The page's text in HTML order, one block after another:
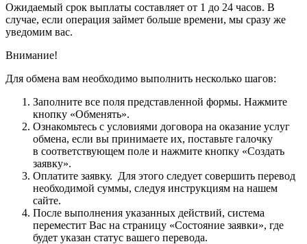
Ожидаемый срок выплаты составляет от 1 до 24 часов. В
случае, если операция займет больше времени, мы сразу же
уведомим вас.
Внимание!
Для обмена вам необходимо выполнить несколько шагов:
Заполните все поля представленной формы. Нажмите
кнопку «Обменять».
Ознакомьтесь с условиями договора на оказание услуг
обмена, если вы принимаете их, поставьте галочку
в соответствующем поле и нажмите кнопку «Создать
заявку».
Оплатите заявку. Для этого следует совершить перевод
необходимой суммы, следуя инструкциям на нашем
сайте.
После выполнения указанных действий, система
переместит Вас на страницу «Состояние заявки», где
будет указан статус вашего перевода.